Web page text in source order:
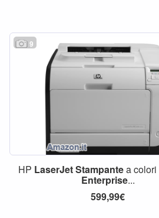
9
HP LaserJetStampantea colori
Enterprise...
599,99€